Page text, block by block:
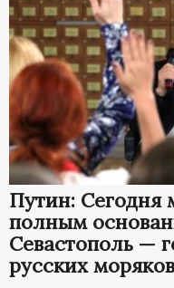
Путин:
полным
Севастополь —
русских моряков